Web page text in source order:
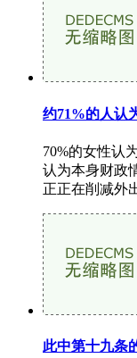
约71%的人认
70%的女性认
认为本身财政
正正在削减外
此中第十九条